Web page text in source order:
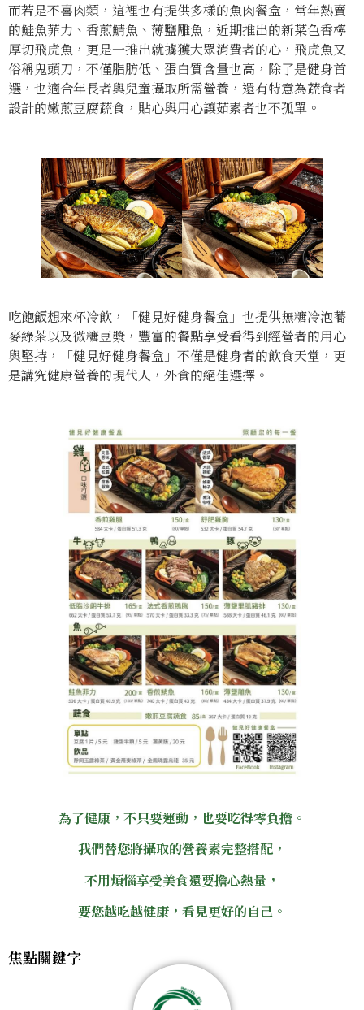
而若是不喜肉類，這裡也有提供多樣的魚肉餐盒，常年熱賣
的鮭魚菲力、香煎鯖魚、薄鹽雕魚，近期推出的新菜色香檸
厚切飛虎魚，更是一推出就擄獲大眾消費者的心，飛虎魚又
俗稱鬼頭刀，不僅脂肪低、蛋白質含量也高，除了是健身首
選，也適合年長者與兒童攝取所需營養，還有特意為蔬食者
設計的嫩煎豆腐蔬食，貼心與用心讓茹素者也不孤單。
吃飽飯想來杯冷飲，「健見好健身餐盒」也提供無糖冷泡蕎
麥綠茶以及微糖豆漿，豐富的餐點享受看得到經營者的用心
與堅持，「健見好健身餐盒」不僅是健身者的飲食天堂，更
是講究健康營養的現代人，外食的絕佳選擇。
為了健康，不只要運動，也要吃得零負擔。
我們替您將攝取的營養素完整搭配，
不用煩惱享受美食還要擔心熱量，
要您越吃越健康，看見更好的自己。
焦點關鍵字